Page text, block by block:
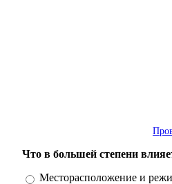
Что в большей степени
Варианты
Месторасположение и